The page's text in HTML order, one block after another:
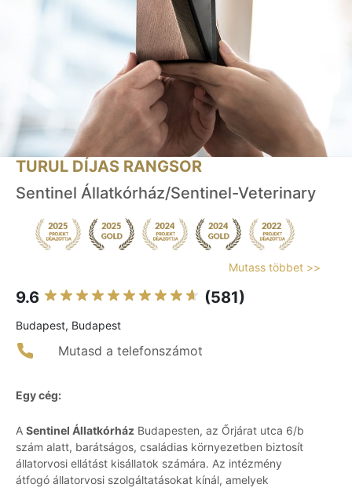
TURUL DÍJAS RANGSOR
Sentinel Állatkórház/Sentinel-Veterinary
Mutass többet >>
9.6 (581)
Budapest, Budapest
Mutasd a telefonszámot
Egy cég:
A Sentinel Állatkórház Budapesten, az Őrjárat utca 6/b
szám alatt, barátságos, családias környezetben biztosít
állatorvosi ellátást kisállatok számára. Az intézmény
átfogó állatorvosi szolgáltatásokat kínál, amelyek